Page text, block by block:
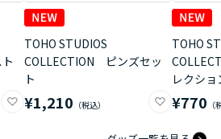
TOHO STUDIOS
COLLECTION ピンズセッ
ト
¥1,210
TOHO
レクシ
¥770